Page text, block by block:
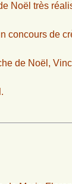
Noël très
concours de
de Noël,